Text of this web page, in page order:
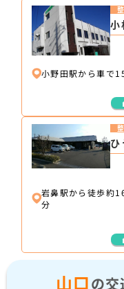
小
小野田駅から車で
ひ
岩鼻駅から徒歩約
分
山口の